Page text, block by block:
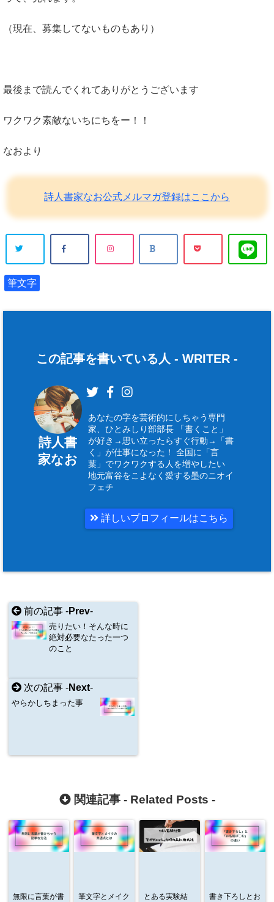
（現在、募集してないものもあり）
最後まで読んでくれてありがとうございます
ワクワク素敵ないちにちをー！！
なおより
詩人書家なお公式メルマガ登録はここから
筆文字
この記事を書いている人 - WRITER -
詩人書
家なお
あなたの字を芸術的にしちゃう専門
家、ひとみしり部部長 「書くこと」
が好き→思い立ったらすぐ行動→「書
く」が仕事になった！ 全国に「言
葉」でワクワクする人を増やしたい
地元富谷をこよなく愛する墨のニオイ
フェチ
詳しいプロフィールはこちら
前の記事 -Prev-
売りたい！そんな時に
絶対必要なたった一つ
のこと
次の記事 -Next-
やらかしちまった事
関連記事 - Related Posts -
無限に言葉が書
筆文字とメイク
とある実験結
書き下ろしとお